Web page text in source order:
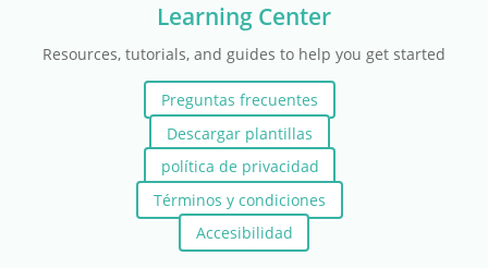
Learning Center
Resources, tutorials, and guides to help you get started
Preguntas frecuentes
Descargar plantillas
política de privacidad
Términos y condiciones
Accesibilidad